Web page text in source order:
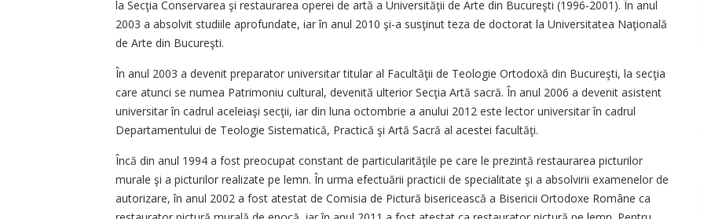
la Secţia Conservarea şi restaurarea operei de artă a Universităţii de Arte din Bucureşti (1996-2001). În anul
2003 a absolvit studiile aprofundate, iar în anul 2010 şi-a susţinut teza de doctorat la Universitatea Naţională
de Arte din Bucureşti.
În anul 2003 a devenit preparator universitar titular al Facultăţii de Teologie Ortodoxă din Bucureşti, la secţia
care atunci se numea Patrimoniu cultural, devenită ulterior Secţia Artă sacră. În anul 2006 a devenit asistent
universitar în cadrul aceleiaşi secţii, iar din luna octombrie a anului 2012 este lector universitar în cadrul
Departamentului de Teologie Sistematică, Practică şi Artă Sacră al acestei facultăţi.
Încă din anul 1994 a fost preocupat constant de particularităţile pe care le prezintă restaurarea picturilor
murale şi a picturilor realizate pe lemn. În urma efectuării practicii de specialitate şi a absolvirii examenelor de
autorizare, în anul 2002 a fost atestat de Comisia de Pictură bisericească a Bisericii Ortodoxe Române ca